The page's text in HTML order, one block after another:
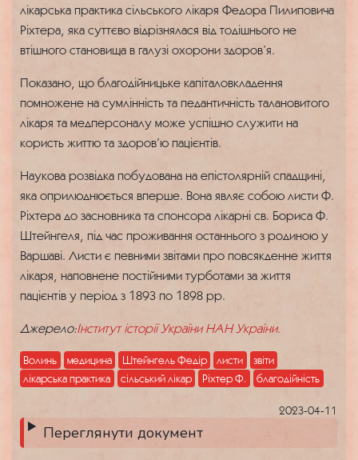
лікарська практика сільського лікаря Федора Пилиповича
Ріхтера, яка суттєво відрізнялася від тодішнього не
втішного становища в галузі охорони здоров’я.
Показано, що благодійницьке капіталовкладення
помножене на сумлінність та педантичність талановитого
лікаря та медперсоналу може успішно служити на
користь життю та здоров’ю пацієнтів.
Наукова розвідка побудована на епістолярній спадщині,
яка оприлюднюється вперше. Вона являє собою листи Ф.
Ріхтера до засновника та спонсора лікарні св. Бориса Ф.
Штейнгеля, під час проживання останнього з родиною у
Варшаві. Листи є певними звітами про повсякденне життя
лікаря, наповнене постійними турботами за життя
пацієнтів у період з 1893 по 1898 рр.
Джерело:Інститут історії України НАН України.
Волинь медицина Штейнгель Федір листи
звіти
лікарська практика
сільський лікар Ріхтер Ф. благодійність
2023-04-11
Переглянути документ